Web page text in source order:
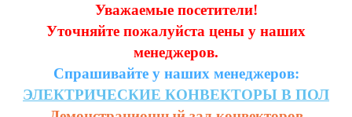
Уважаемые посетители!
Уточняйте пожалуйста цены у наших
менеджеров.
Спрашивайте у наших менеджеров:
ЭЛЕКТРИЧЕСКИЕ КОНВЕКТОРЫ В ПОЛ